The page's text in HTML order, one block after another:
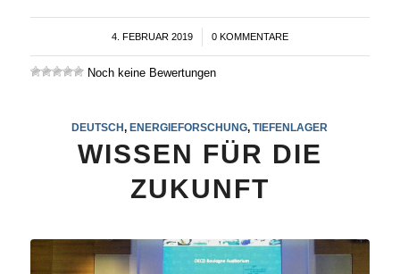
4. FEBRUAR 2019
/ 0 KOMMENTARE
Noch keine Bewertungen
DEUTSCH, ENERGIEFORSCHUNG,TIEFENLAGER
WISSEN FÜR DIE
ZUKUNFT